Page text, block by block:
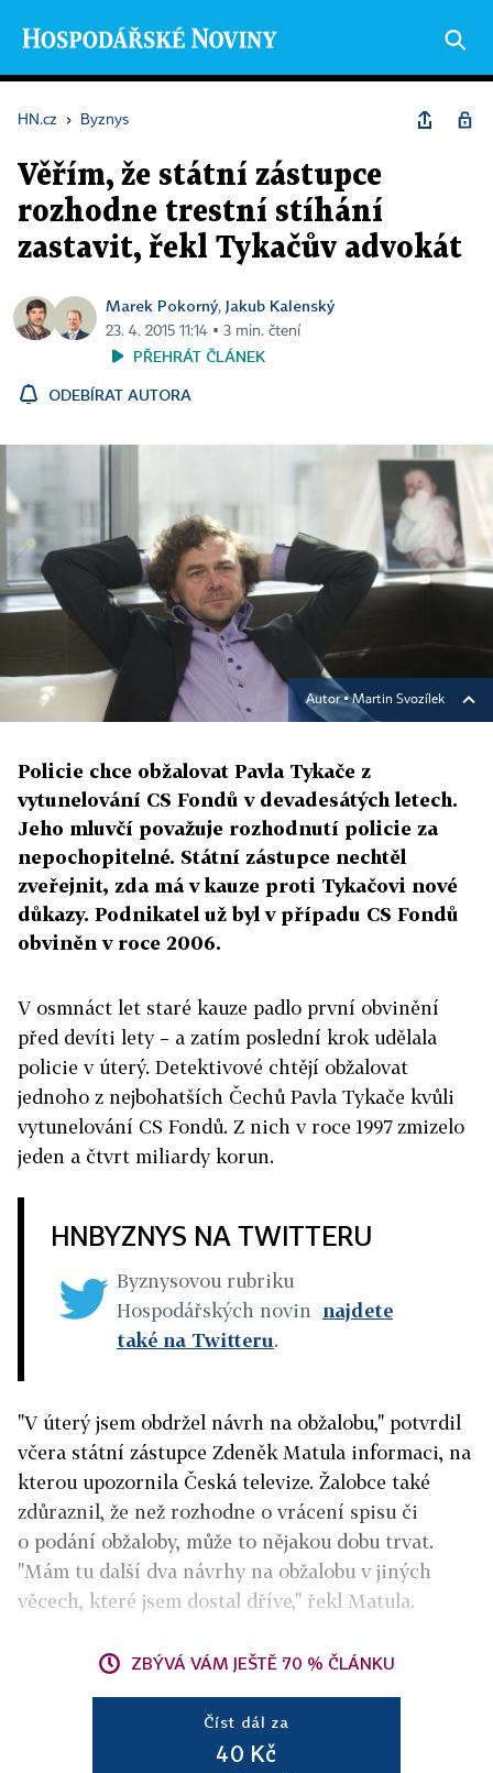
HN.cz › Byznys
Věřím, že státní zástupce
rozhodne trestní stíhání
zastavit, řekl Tykačův advokát
Marek Pokorný, Jakub Kalenský
23. 4. 2015 11:14 ▪ 3 min. čtení
PŘEHRÁT ČLÁNEK
ODEBÍRAT AUTORA
Autor ▪Martin Svozílek
Policie chce obžalovat Pavla Tykače z
vytunelování CS Fondů v devadesátých letech.
Jeho mluvčí považuje rozhodnutí policie za
nepochopitelné. Státní zástupce nechtěl
zveřejnit, zda má v kauze proti Tykačovi nové
důkazy. Podnikatel už byl v případu CS Fondů
obviněn v roce 2006.
V osmnáct let staré kauze padlo první obvinění
před devíti lety – a zatím poslední krok udělala
policie v úterý. Detektivové chtějí obžalovat
jednoho z nejbohatších Čechů Pavla Tykače kvůli
vytunelování CS Fondů. Z nich v roce 1997 zmizelo
jeden a čtvrt miliardy korun.
HNBYZNYS NA TWITTERU
Byznysovou rubriku
Hospodářských novin najdete
také na Twitteru.
"V úterý jsem obdržel návrh na obžalobu," potvrdil
včera státní zástupce Zdeněk Matula informaci, na
kterou upozornila Česká televize. Žalobce také
zdůraznil, že než rozhodne o vrácení spisu či
o podání obžaloby, může to nějakou dobu trvat.
"Mám tu další dva návrhy na obžalobu v jiných
věcech, které jsem dostal dříve," řekl Matula.
ZBÝVÁ VÁM JEŠTĚ 70 % ČLÁNKU
Číst dál za
40 Kč